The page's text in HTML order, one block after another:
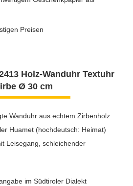
Preisen
Holz-Wanduhr Textuhr
Ø 30 cm
Wanduhr aus echtem Zirbenholz
Huamet (hochdeutsch: Heimat)
Leisegang, schleichender
im Südtiroler Dialekt